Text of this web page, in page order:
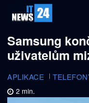
Samsung
uživatelům
APLIKACE
2 min.